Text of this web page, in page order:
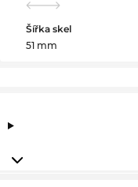
Šířka skel
51 mm